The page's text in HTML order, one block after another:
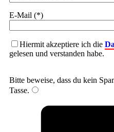
E-Mail (*)
Hiermit akzeptiere ich die
gelesen und verstanden habe.
Bitte beweise, dass du kein
Tasse.